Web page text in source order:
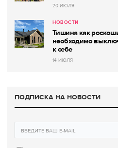
20 ИЮЛЯ
НОВОСТИ
Тишина как
необходимо
к себе
14 ИЮЛЯ
ПОДПИСКА НА НОВОСТИ